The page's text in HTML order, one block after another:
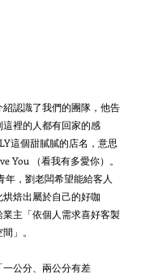
認識了我們的團隊，他告
裡的人都有回家的感
這個甜膩膩的店名，意思
You （看我有多愛你）。
烘焙出屬於自己的好咖
主「依個人需求喜好客製
」。
公分、兩公分有差